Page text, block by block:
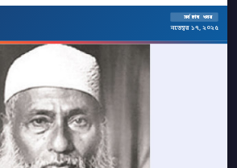
সর্বশেষ খবর
নভেম্বর ১৭, ২০২৫